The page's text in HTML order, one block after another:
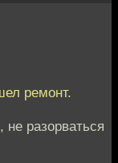
ремонт.
не разорваться